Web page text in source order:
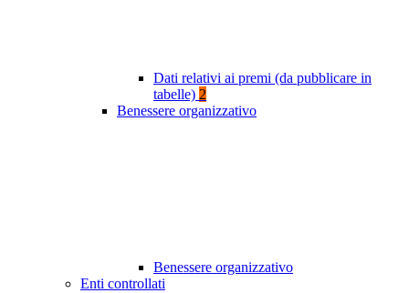
Dati relativi ai premi (da pubblicare in
tabelle) 2
Benessere organizzativo
Benessere organizzativo
Enti controllati